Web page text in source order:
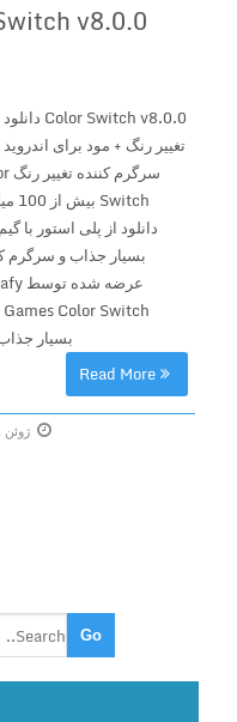
Color Switch v8.0.0 دانلود بازی
تغییر رنگ + مود برای اندروید بازی
سرگرم کننده تغییر رنگ Color
Switch بیش از 100 میلیون
دانلود از پلی استور با گیم پلی
بسیار جذاب و سرگرم کننده
عرضه شده توسط Fortafy
Games Color Switch بازی
بسیار جذاب و...
Read More
ژوئن 11, 2017